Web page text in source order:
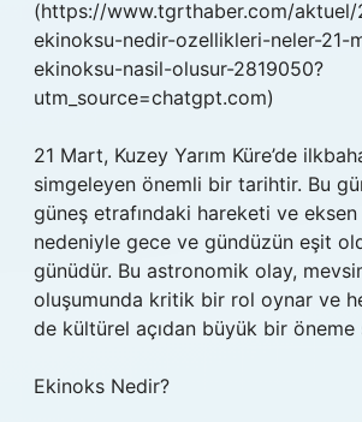
(https://www.tgrthaber.com/
ekinoksu-nedir-ozellikleri-neler-21-
ekinoksu-nasil-olusur-2819050?
utm_source=chatgpt.com)
21 Mart, Kuzey Yarım Küre’de
simgeleyen önemli bir tarihtir. Bu
güneş etrafındaki hareketi ve
nedeniyle gece ve gündüzün eşit
günüdür. Bu astronomik olay,
oluşumunda kritik bir rol oynar ve
de kültürel açıdan büyük bir öneme
Ekinoks Nedir?